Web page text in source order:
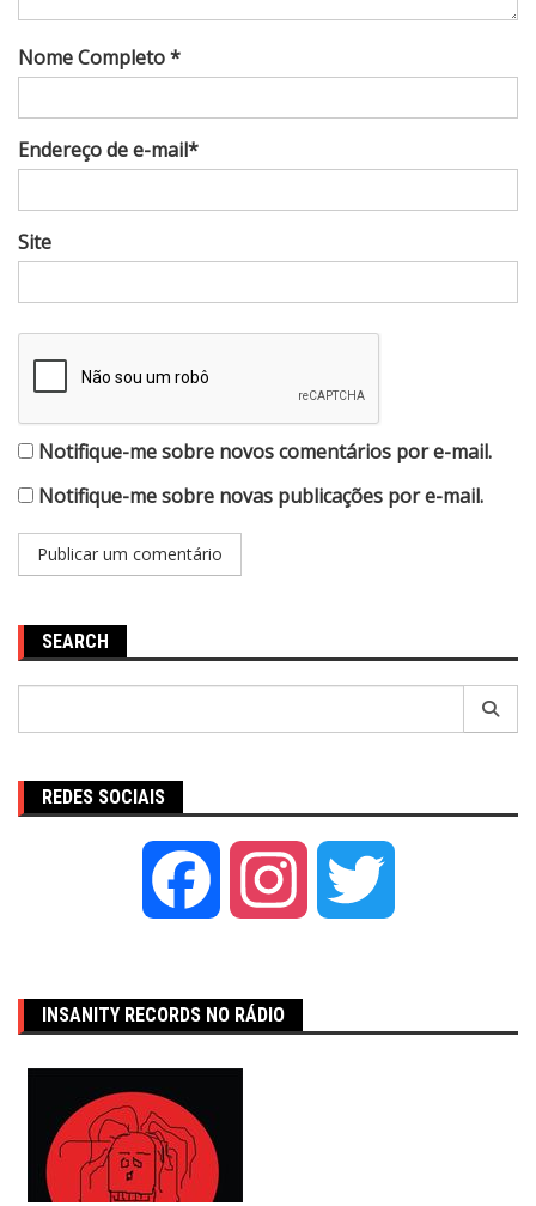
Nome Completo *
Endereço de e-mail*
Site
Notifique-me sobre novos comentários por e-mail.
Notifique-me sobre novas publicações por e-mail.
SEARCH
REDES SOCIAIS
Facebook Instagram
INSANITY RECORDS NO RÁDIO